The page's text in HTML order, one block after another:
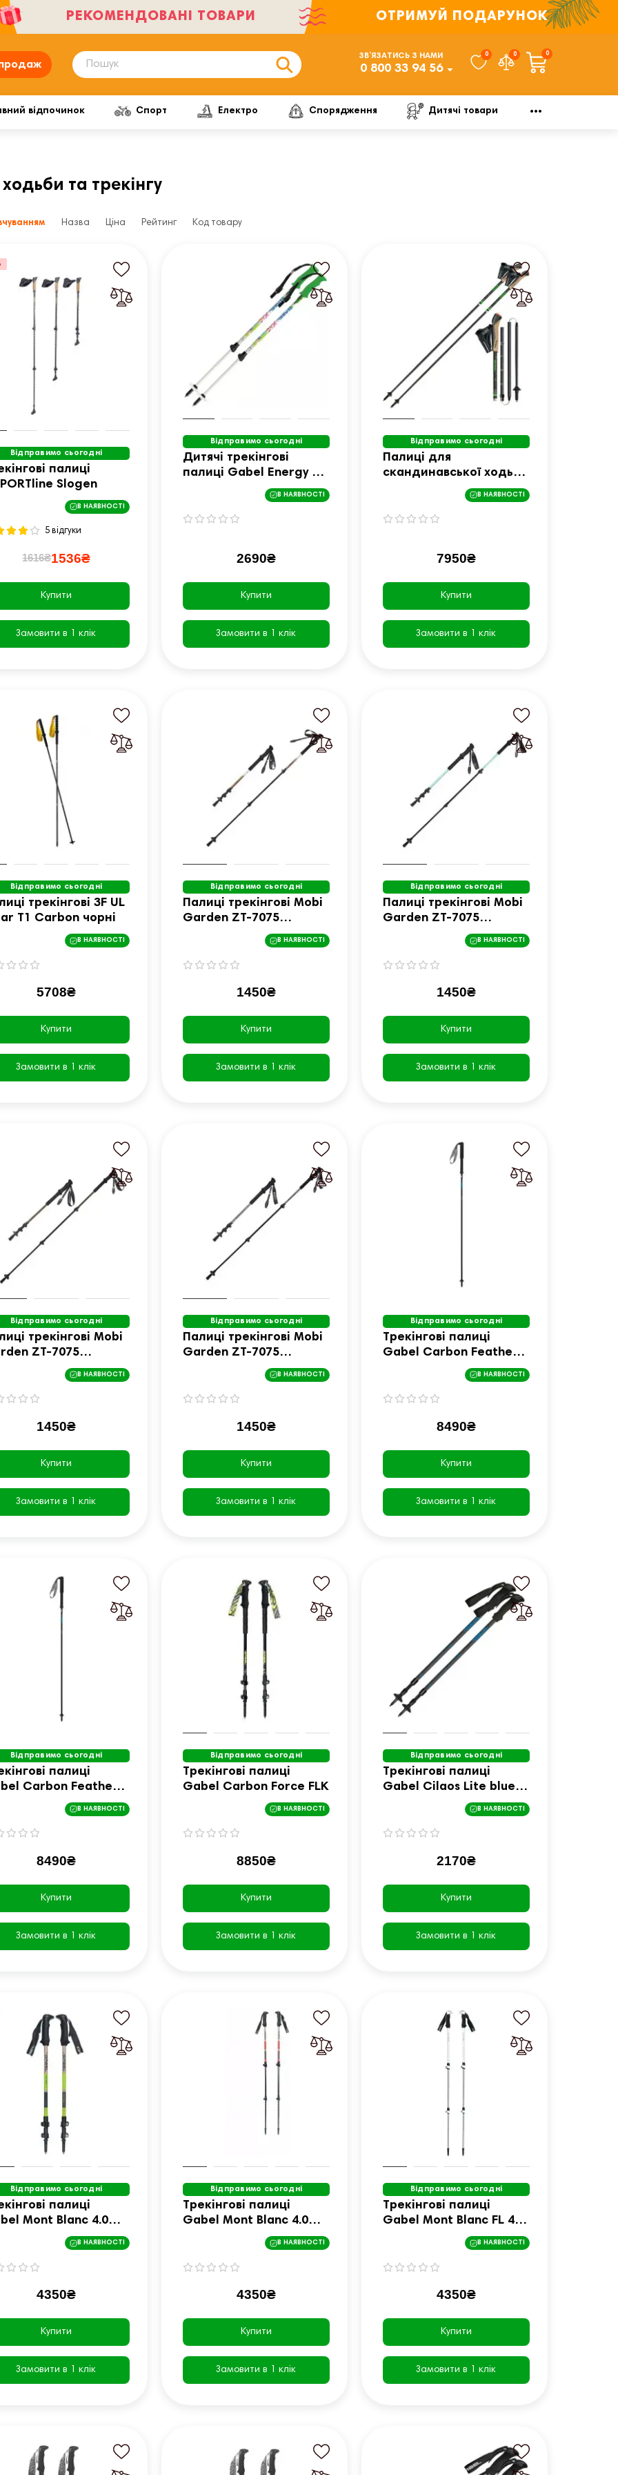
РЕКОМЕНДОВАНІ ТОВАРИ ОТРИМУЙ ПОДАРУНОК
ЗВ’ЯЗАТИСЬ З НАМИ
0 800 33 94 56
0 0 0
відпочинок Спорт Електро Спорядження Дитячі товари
та трекінгу
Назва Ціна Рейтинг Код товару
Відправимо сьогодні
палиці
Slogen
В НАЯВНОСТІ
5 відгуки
1616₴1536₴
Купити
Замовити в 1 клік
Відправимо сьогодні
Дитячі трекінгові
палиці Gabel Energy FL
різнокольорові
В НАЯВНОСТІ
2690₴
Купити
Замовити в 1 клік
Відправимо сьогодні
Палиці для
скандинавської ходьби
Gabel FLD Carbon - 125
В НАЯВНОСТІ
7950₴
Купити
Замовити в 1 клік
Відправимо сьогодні
трекінгові 3F UL
T1 Carbon чорні
В НАЯВНОСТІ
5708₴
Купити
Замовити в 1 клік
Відправимо сьогодні
Палиці трекінгові Mobi
Garden ZT-7075
NX23667001 біло-
В НАЯВНОСТІ
1450₴
Купити
Замовити в 1 клік
Відправимо сьогодні
Палиці трекінгові Mobi
Garden ZT-7075
NX23667001 блакитні
В НАЯВНОСТІ
1450₴
Купити
Замовити в 1 клік
Відправимо сьогодні
трекінгові Mobi
ZT-7075
зелені
В НАЯВНОСТІ
1450₴
Купити
Замовити в 1 клік
Відправимо сьогодні
Палиці трекінгові Mobi
Garden ZT-7075
NX23667001 сірий
В НАЯВНОСТІ
1450₴
Купити
Замовити в 1 клік
Відправимо сьогодні
Трекінгові палиці
Gabel Carbon Feather-
R - 120 см чорні
В НАЯВНОСТІ
8490₴
Купити
Замовити в 1 клік
Відправимо сьогодні
палиці
Carbon Feather-
130 см чорні
В НАЯВНОСТІ
8490₴
Купити
Замовити в 1 клік
Відправимо сьогодні
Трекінгові палиці
Gabel Carbon Force FLK
В НАЯВНОСТІ
8850₴
Купити
Замовити в 1 клік
Відправимо сьогодні
Трекінгові палиці
Gabel Cilaos Lite blue -
В НАЯВНОСТІ
2170₴
Купити
Замовити в 1 клік
Відправимо сьогодні
палиці
Mont Blanc 4.0
В НАЯВНОСТІ
4350₴
Купити
Замовити в 1 клік
Відправимо сьогодні
Трекінгові палиці
Gabel Mont Blanc 4.0
В НАЯВНОСТІ
4350₴
Купити
Замовити в 1 клік
Відправимо сьогодні
Трекінгові палиці
Gabel Mont Blanc FL 4.0
В НАЯВНОСТІ
4350₴
Купити
Замовити в 1 клік